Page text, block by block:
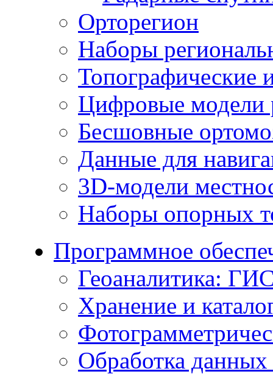
Орторегион
Наборы
Топографические
Цифровые модели
Бесшовные
Данные для
3D-модели
Наборы опорных
Программное
Геоаналитика:
Хранение и
Обработка